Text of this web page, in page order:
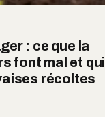
: ce que la
font mal et qui
récoltes